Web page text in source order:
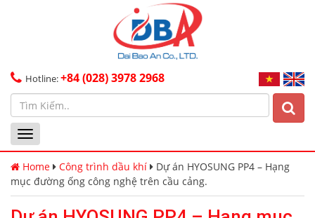
Hotline:+84 (028) 3978 2968
Toggle
navigation
Home
Công trình dầu khí
Dự án HYOSUNG PP4 – Hạng
mục đường ống công nghệ trên cầu cảng.